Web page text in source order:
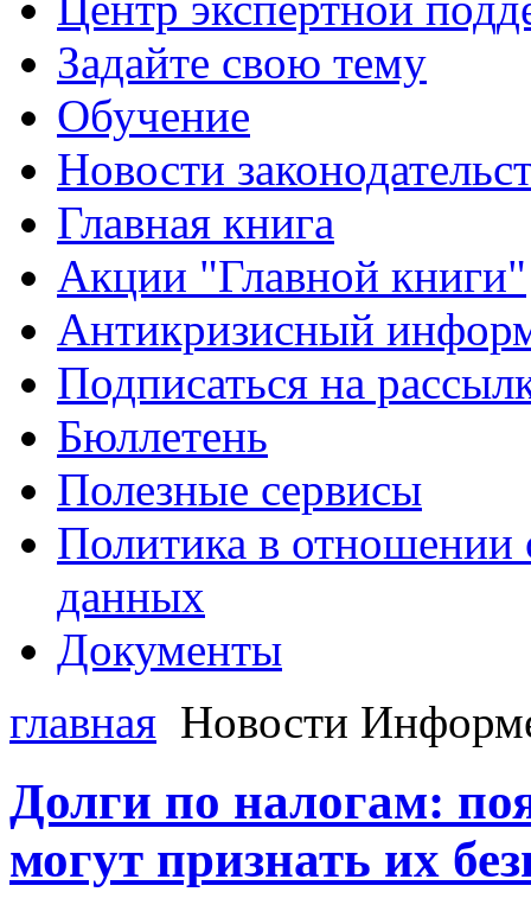
Задайте свою тему
Обучение
Новости
Главная книга
Акции "Главной книги"
Антикризисный
Подписаться на
Бюллетень
Полезные сервисы
Политика в отношении
данных
Документы
главная Новости
Долги по налогам:
могут признать их